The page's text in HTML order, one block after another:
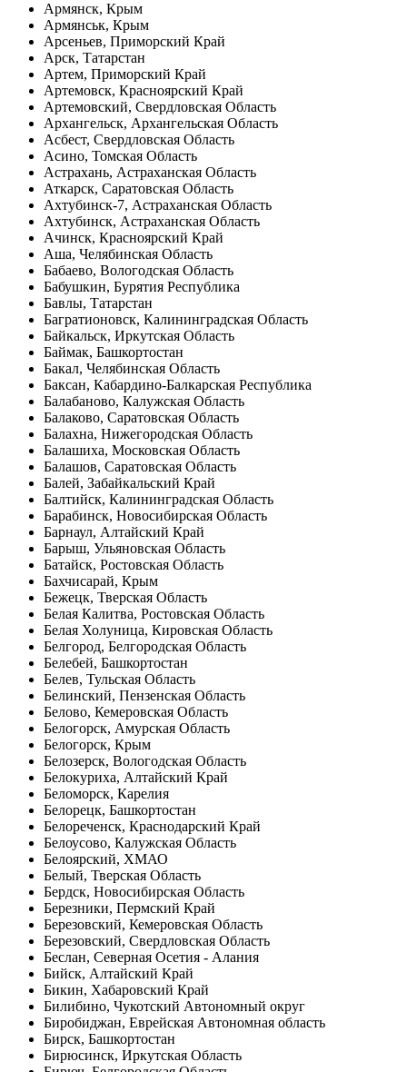
Армянск, Крым
Армянськ, Крым
Арсеньев, Приморский Край
Арск, Татарстан
Артем, Приморский Край
Артемовск, Красноярский Край
Артемовский, Свердловская Область
Архангельск, Архангельская Область
Асбест, Свердловская Область
Асино, Томская Область
Астрахань, Астраханская Область
Аткарск, Саратовская Область
Ахтубинск-7, Астраханская Область
Ахтубинск, Астраханская Область
Ачинск, Красноярский Край
Аша, Челябинская Область
Бабаево, Вологодская Область
Бабушкин, Бурятия Республика
Бавлы, Татарстан
Багратионовск, Калининградская Область
Байкальск, Иркутская Область
Баймак, Башкортостан
Бакал, Челябинская Область
Баксан, Кабардино-Балкарская Республика
Балабаново, Калужская Область
Балаково, Саратовская Область
Балахна, Нижегородская Область
Балашиха, Московская Область
Балашов, Саратовская Область
Балей, Забайкальский Край
Балтийск, Калининградская Область
Барабинск, Новосибирская Область
Барнаул, Алтайский Край
Барыш, Ульяновская Область
Батайск, Ростовская Область
Бахчисарай, Крым
Бежецк, Тверская Область
Белая Калитва, Ростовская Область
Белая Холуница, Кировская Область
Белгород, Белгородская Область
Белебей, Башкортостан
Белев, Тульская Область
Белинский, Пензенская Область
Белово, Кемеровская Область
Белогорск, Амурская Область
Белогорск, Крым
Белозерск, Вологодская Область
Белокуриха, Алтайский Край
Беломорск, Карелия
Белорецк, Башкортостан
Белореченск, Краснодарский Край
Белоусово, Калужская Область
Белоярский, ХМАО
Белый, Тверская Область
Бердск, Новосибирская Область
Березники, Пермский Край
Березовский, Кемеровская Область
Березовский, Свердловская Область
Беслан, Северная Осетия - Алания
Бийск, Алтайский Край
Бикин, Хабаровский Край
Билибино, Чукотский Автономный округ
Биробиджан, Еврейская Автономная область
Бирск, Башкортостан
Бирюсинск, Иркутская Область